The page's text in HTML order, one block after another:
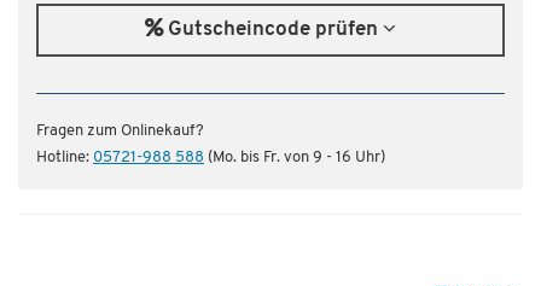
Gutscheincode prüfen
Fragen zum Onlinekauf?
Hotline: 05721-988 588 (Mo. bis Fr. von 9 - 16 Uhr)